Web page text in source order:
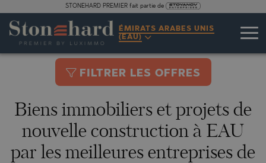
STONEHARD PREMIER fait partie de
ÉMIRATS ARABES UNIS
(EAU)
FILTRER LES OFFRES
Biens immobiliers et projets de
nouvelle construction à EAU
par les meilleures entreprises de